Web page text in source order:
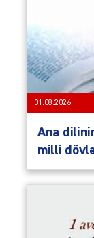
01.08.2026
Ana
milli